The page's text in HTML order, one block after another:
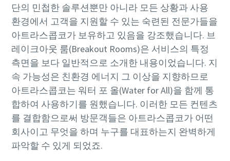
단의 민첩한 솔루션뿐만 아니라 모든 상황과 사용
환경에서 고객을 지원할 수 있는 숙련된 전문가들을
아트라스콥코가 보유하고 있음을 강조했습니다. 브
레이크아웃 룸(Breakout Rooms)은 서비스의 특정
측면을 보다 일반적으로 소개한 내용이었습니다. 지
속 가능성은 친환경 에너지 그 이상을 지향하므로
아트라스콥코는 워터 포 올(Water for All)을 함께 통
합하여 사용하기를 원했습니다. 이러한 모든 컨텐츠
를 결합함으로써 방문객들은 아트라스콥코가 어떤
회사이고 무엇을 하며 누구를 대표하는지 완벽하게
파악할 수 있게 되었죠.